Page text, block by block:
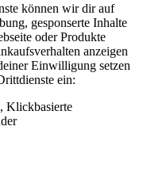
können wir dir auf
gesponserte Inhalte
oder Produkte
anzeigen
Einwilligung setzen
ein:
Klickbasierte